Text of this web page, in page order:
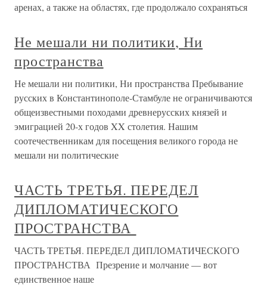
аренах, а также на областях, где продолжало сохраняться
Не мешали ни политики, Ни
пространства
Не мешали ни политики, Ни пространства Пребывание
русских в Константинополе-Стамбуле не ограничиваются
общеизвестными походами древнерусских князей и
эмиграцией 20-х годов XX столетия. Нашим
соотечественникам для посещения великого города не
мешали ни политические
ЧАСТЬ ТРЕТЬЯ. ПЕРЕДЕЛ
ДИПЛОМАТИЧЕСКОГО
ПРОСТРАНСТВА
ЧАСТЬ ТРЕТЬЯ. ПЕРЕДЕЛ ДИПЛОМАТИЧЕСКОГО
ПРОСТРАНСТВА Презрение и молчание — вот
единственное наше